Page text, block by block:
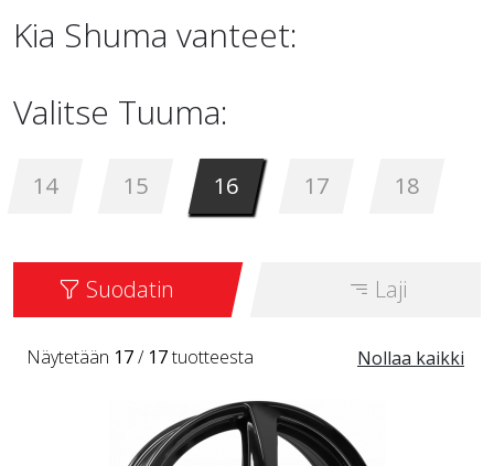
Kia Shuma vanteet:
Valitse Tuuma:
14 15 16 17 18
Suodatin Laji
Nollaa kaikki
Näytetään 17/ 17tuotteesta